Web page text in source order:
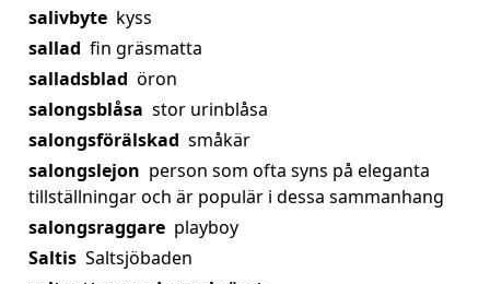
salivbyte kyss
sallad fin gräsmatta
salladsblad öron
salongsblåsa stor urinblåsa
salongsförälskad småkär
salongslejon person som ofta syns på eleganta
tillställningar och är populär i dessa sammanhang
salongsraggare playboy
Saltis Saltsjöbaden